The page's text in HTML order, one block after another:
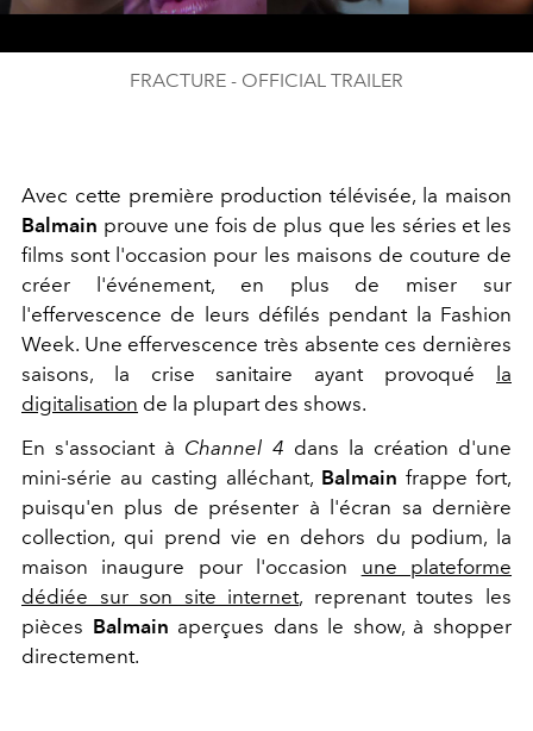
FRACTURE - OFFICIAL TRAILER
Avec cette première production télévisée, la maison
Balmain prouve une fois de plus que les séries et les
films sont l'occasion pour les maisons de couture de
créer l'événement, en plus de miser sur
l'effervescence de leurs défilés pendant la Fashion
Week. Une effervescence très absente ces dernières
saisons, la crise sanitaire ayant provoqué
la
digitalisation de la plupart des shows.
En s'associant à Channel 4 dans la création d'une
mini-série au casting alléchant, Balmain frappe fort,
puisqu'en plus de présenter à l'écran sa dernière
collection, qui prend vie en dehors du podium, la
maison inaugure pour l'occasion une plateforme
dédiée sur son site internet, reprenant toutes les
pièces Balmain aperçues dans le show, à shopper
directement.